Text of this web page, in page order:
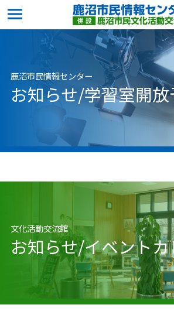
鹿沼市民情報センター
お知らせ/学習室開
文化活動交流館
お知らせ/イベント